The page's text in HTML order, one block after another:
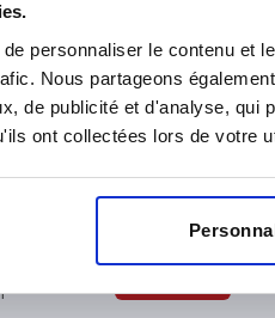
personnaliser le contenu et
Nous partageons
de publicité et d'analyse,
ont collectées lors de votre